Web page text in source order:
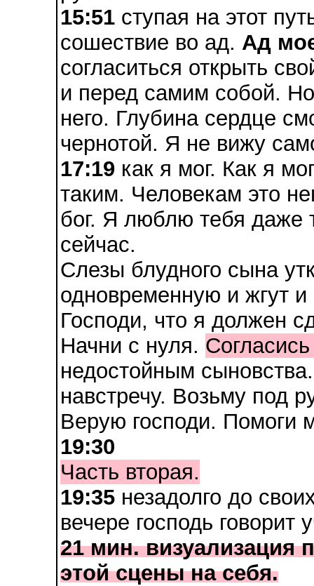
15:51 ступая на этот
сошествие во ад. Ад
согласиться открыть
и перед самим собой.
него. Глубина сердце
чернотой. Я не вижу
17:19 как я мог. Как я
таким. Человекам это
бог. Я люблю тебя даже
сейчас.
Слезы блудного сына
одновременную и жгут
Господи, что я должен
Начни с нуля.
недостойным
навстречу. Возьму под
Верую господи. Помоги
19:30
Часть вторая.
19:35 незадолго до
вечере господь говорит
21 мин. визуализация
этой сцены на себя.